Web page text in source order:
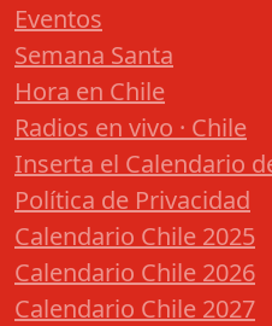
Eventos
Semana Santa
Hora en Chile
Radios en vivo · Chile
Inserta el Calendario
Política de Privacidad
Calendario Chile 2025
Calendario Chile 2026
Calendario Chile 2027